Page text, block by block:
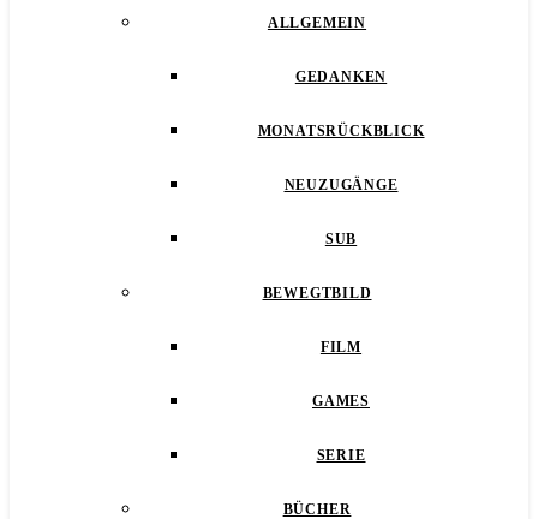
ALLGEMEIN
GEDANKEN
MONATSRÜCKBLICK
NEUZUGÄNGE
SUB
BEWEGTBILD
FILM
GAMES
SERIE
BÜCHER